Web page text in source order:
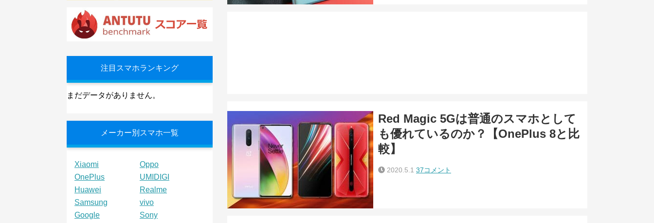
Red Magic 5Gは普通のスマホとして
も優れているのか？【OnePlus 8と比
較】
2020.5.1 37コメント
注目スマホランキング
まだデータがありません。
メーカー別スマホ一覧
Xiaomi
Oppo
OnePlus
UMIDIGI
Huawei
Realme
Samsung
vivo
Google
Sony